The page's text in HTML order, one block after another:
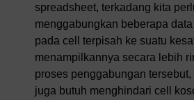
spreadsheet, terkadang kita
menggabungkan beberapa
pada cell terpisah ke suatu
menampilkannya secara lebih
proses penggabungan
juga butuh menghindari cell